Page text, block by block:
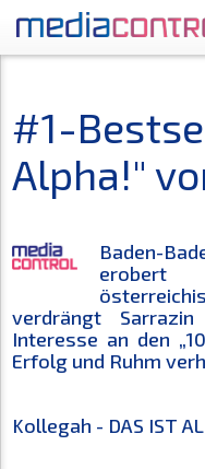
#1-
Alpha!"
Baden-
verdrängt
Interesse an den
Erfolg und Ruhm
Kollegah - DAS IST